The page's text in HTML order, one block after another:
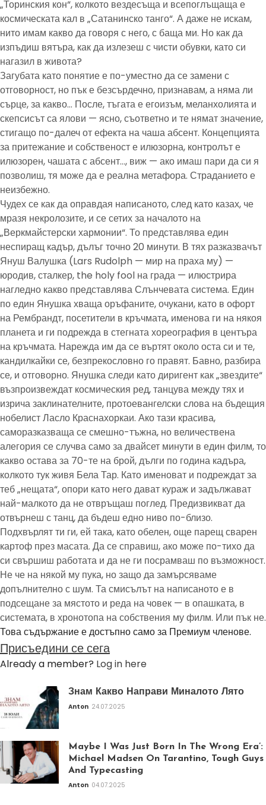
„Торинския кон“, колкото вездесъща и всепоглъщаща е
космическата кал в „Сатанинско танго“. А даже не искам,
нито имам какво да говоря с него, с баща ми. Но как да
изпъдиш вятъра, как да излезеш с чисти обувки, като си
нагазил в живота?
Загубата като понятие е по-уместно да се замени с
отговорност, но пък е безсърдечно, признавам, а няма ли
сърце, за какво… После, тъгата е егоизъм, меланхолията и
скепсисът са ялови — ясно, съответно и те нямат значение,
стигащо по-далеч от ефекта на чаша абсент. Концепцията
за притежание и собственост е илюзорна, контролът е
илюзорен, чашата с абсент…, виж — ако имаш пари да си я
позволиш, тя може да е реална метафора. Страданието е
неизбежно.
Чудех се как да оправдая написаното, след като казах, че
мразя некролозите, и се сетих за началото на
„Веркмайстерски хармонии“. То представлява един
неспиращ кадър, дълъг точно 20 минути. В тях разказвачът
Януш Валушка (Lars Rudolph — мир на праха му) —
юродив, сталкер, the holy fool на града — илюстрира
нагледно какво представлява Слънчевата система. Един
по един Янушка хваща оръфаните, очукани, като в офорт
на Рембрандт, посетители в кръчмата, именова ги на някоя
планета и ги подрежда в стегната хореография в центъра
на кръчмата. Нарежда им да се въртят около оста си и те,
кандилкайки се, безпрекословно го правят. Бавно, разбира
се, и отговорно. Янушка следи като диригент как „звездите“
възпроизвеждат космическия ред, танцува между тях и
изрича заклинателните, протоевангелски слова на бъдещия
нобелист Ласло Краснахоркаи. Ако тази красива,
саморазказваща се смешно-тъжна, но величествена
алегория се случва само за двайсет минути в един филм, то
какво остава за 70-те на брой, дълги по година кадъра,
колкото тук живя Бела Тар. Като именоват и подреждат за
теб „нещата“, опори като него дават кураж и задължават
най-малкото да не отвръщаш поглед. Предизвикват да
отвърнеш с танц, да бъдеш едно ниво по-близо.
Подхвърлят ти ги, ей така, като обелен, още парещ сварен
картоф през масата. Да се справиш, ако може по-тихо да
си свършиш работата и да не ги посрамваш по възможност.
Не че на някой му пука, но защо да замърсяваме
допълнително с шум. Та смисълът на написаното е в
подсещане за мястото и реда на човек — в опашката, в
системата, в хронотопа на собствения му филм. Или пък не.
Това съдържание е достъпно само за Премиум членове.
Присъедини се сега
Already a member? Log in here
Знам Какво Направи Миналото Лято
Anton 24.07.2025
Maybe I Was Just Born In The Wrong Era’:
Michael Madsen On Tarantino, Tough Guys
And Typecasting
Anton 04.07.2025